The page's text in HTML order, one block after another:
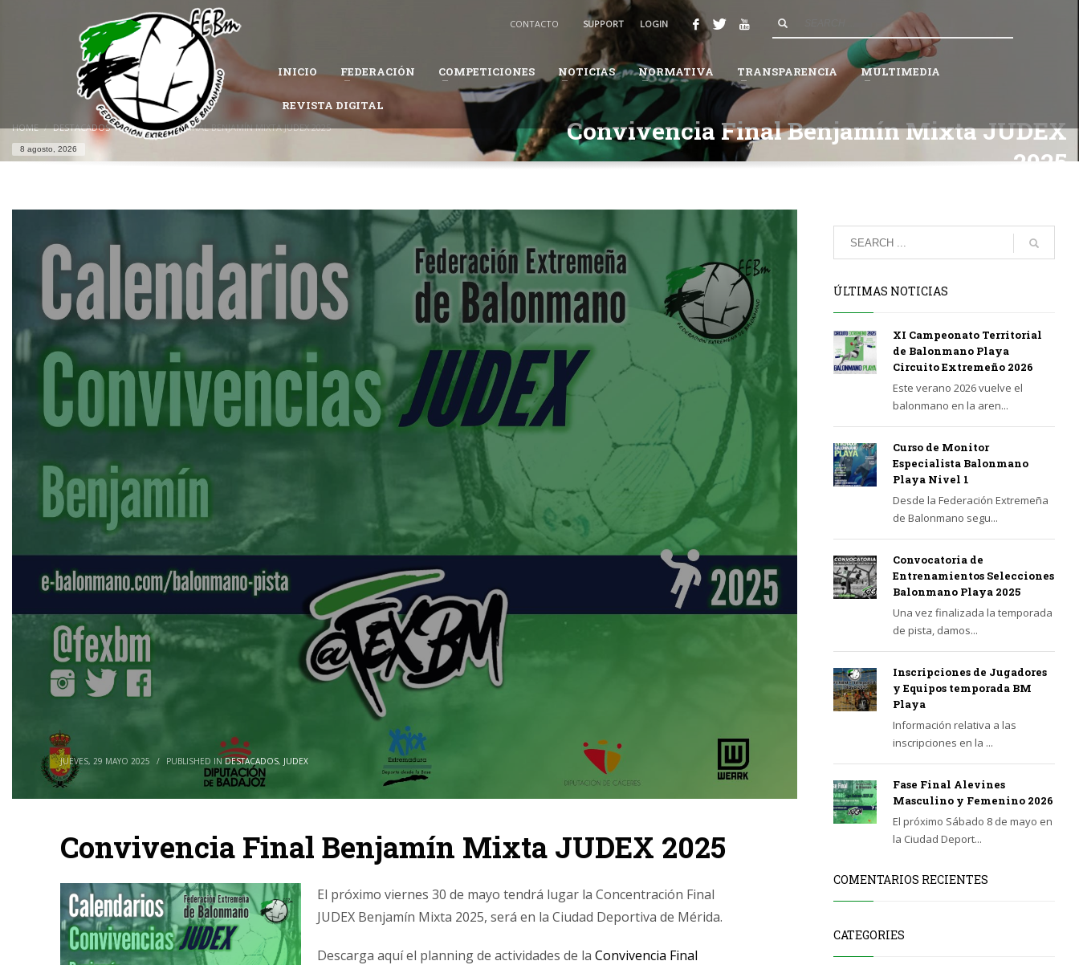
CÓMO AFILIARSE A LA FEDERACIÓN EXTREMEÑA DE BALONMANO
Completa el formulario de afiliación Recibirás un email para confirmar tu solicitud. Espera a que la Federación valide tu solicitud.
Permanece atento al estado de tu solicitud, es posible que la Federación te pueda solicitar información adicional para completar tus datos.
Si tienes problemas con tu afiliación,contacta con nosotrosy te ayudaremos en el proceso.
CONTACTO SUPPORT LOGIN
INICIO FEDERACIÓN COMPETICIONES NOTICIAS NORMATIVA TRANSPARENCIA MULTIMEDIA
REVISTA DIGITAL
HOME DESTACADOS CONVIVENCIA FINAL BENJAMÍN MIXTA JUDEX 2025
8 agosto, 2026
Convivencia Final Benjamín Mixta JUDEX
2025
JUEVES, 29 MAYO 2025 / PUBLISHED INDESTACADOS, JUDEX
Convivencia Final Benjamín Mixta JUDEX 2025
El próximo viernes 30 de mayo tendrá lugar la Concentración Final
JUDEX Benjamín Mixta 2025, será en la Ciudad Deportiva de Mérida.
Descarga aquí el planning de actividades de la Convivencia Final
ÚLTIMAS NOTICIAS
XI Campeonato Territorial
de Balonmano Playa
Circuito Extremeño 2026
Este verano 2026 vuelve el
balonmano en la aren...
Curso de Monitor
Especialista Balonmano
Playa Nivel 1
Desde la Federación Extremeña
de Balonmano segu...
Convocatoria de
Entrenamientos Selecciones
Balonmano Playa 2025
Una vez finalizada la temporada
de pista, damos...
Inscripciones de Jugadores
y Equipos temporada BM
Playa
Información relativa a las
inscripciones en la ...
Fase Final Alevines
Masculino y Femenino 2026
El próximo Sábado 8 de mayo en
la Ciudad Deport...
COMENTARIOS RECIENTES
CATEGORIES